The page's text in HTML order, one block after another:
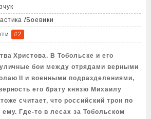
/Боевики
#2
Христова. В Тобольске и его
уличные бои между отрядами верными
II и военными подразделениями,
его брату князю Михаилу
считает, что российский трон по
Где-то в лесах за Тобольском